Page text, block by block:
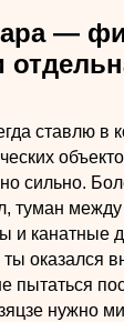
—
ставлю в
сильно.
туман
и канатные
оказался
пытаться
нужно